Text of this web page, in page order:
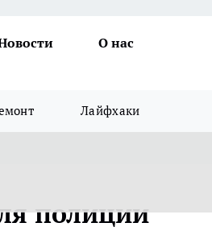
О нас
Лайфхаки
полиции